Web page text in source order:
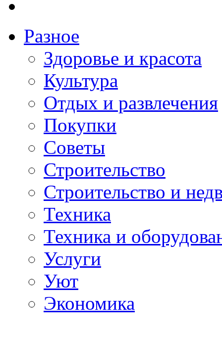
Разное
Здоровье и красота
Культура
Отдых и развлечения
Покупки
Советы
Строительство
Строительство и
Техника
Техника и
Услуги
Уют
Экономика